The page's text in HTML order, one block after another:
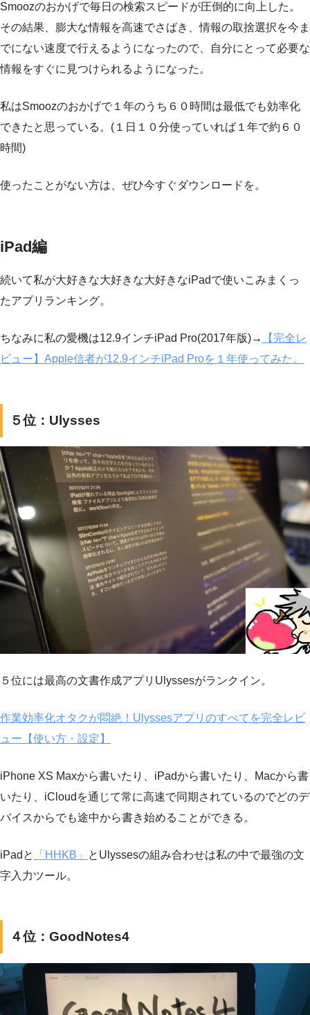
Smoozのおかげで毎日の検索スピードが圧倒的に向上した。
その結果、膨大な情報を高速でさばき、情報の取捨選択を今ま
でにない速度で行えるようになったので、自分にとって必要な
情報をすぐに見つけられるようになった。
私はSmoozのおかげで１年のうち６０時間は最低でも効率化
できたと思っている。(１日１０分使っていれば１年で約６０
時間)
使ったことがない方は、ぜひ今すぐダウンロードを。
iPad編
続いて私が大好きな大好きな大好きなiPadで使いこみまくっ
たアプリランキング。
ちなみに私の愛機は12.9インチiPad Pro(2017年版)→
【完全レ
ビュー】Apple信者が12.9インチiPad Proを１年使ってみた。
５位：Ulysses
５位には最高の文書作成アプリUlyssesがランクイン。
作業効率化オタクが悶絶！Ulyssesアプリのすべてを完全レビ
ュー【使い方・設定】
iPhone XS Maxから書いたり、iPadから書いたり、Macから書
いたり、iCloudを通じて常に高速で同期されているのでどのデ
バイスからでも途中から書き始めることができる。
iPadと 「HHKB」
とUlyssesの組み合わせは私の中で最強の文
字入力ツール。
４位：GoodNotes4